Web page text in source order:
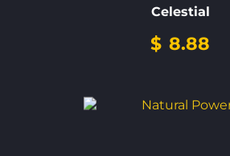
Celestial
$ 8.88